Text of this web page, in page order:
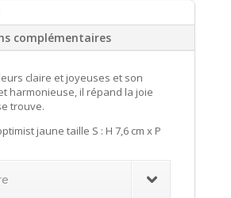
complémentaires
claire et joyeuses et son
harmonieuse, il répand la joie
trouve.
jaune taille S : H 7,6 cm x P